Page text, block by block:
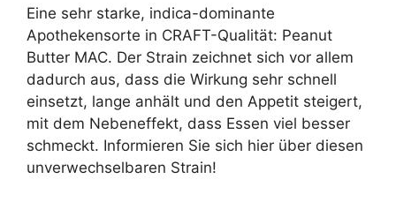
Eine sehr starke, indica-dominante
Apothekensorte in CRAFT-Qualität: Peanut
Butter MAC. Der Strain zeichnet sich vor allem
dadurch aus, dass die Wirkung sehr schnell
einsetzt, lange anhält und den Appetit steigert,
mit dem Nebeneffekt, dass Essen viel besser
schmeckt. Informieren Sie sich hier über diesen
unverwechselbaren Strain!